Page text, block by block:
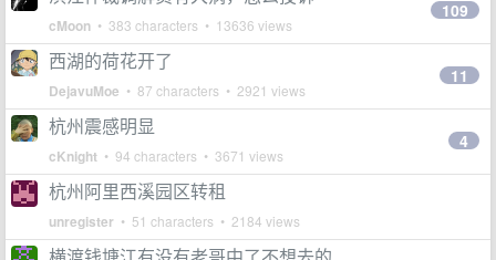
cMoon • 383 characters • 13636 views
109
西湖的荷花开了
DejavuMoe • 87 characters • 2921 views
11
杭州震感明显
cKnight • 94 characters • 3671 views
4
杭州阿里西溪园区转租
unregister • 51 characters • 2184 views